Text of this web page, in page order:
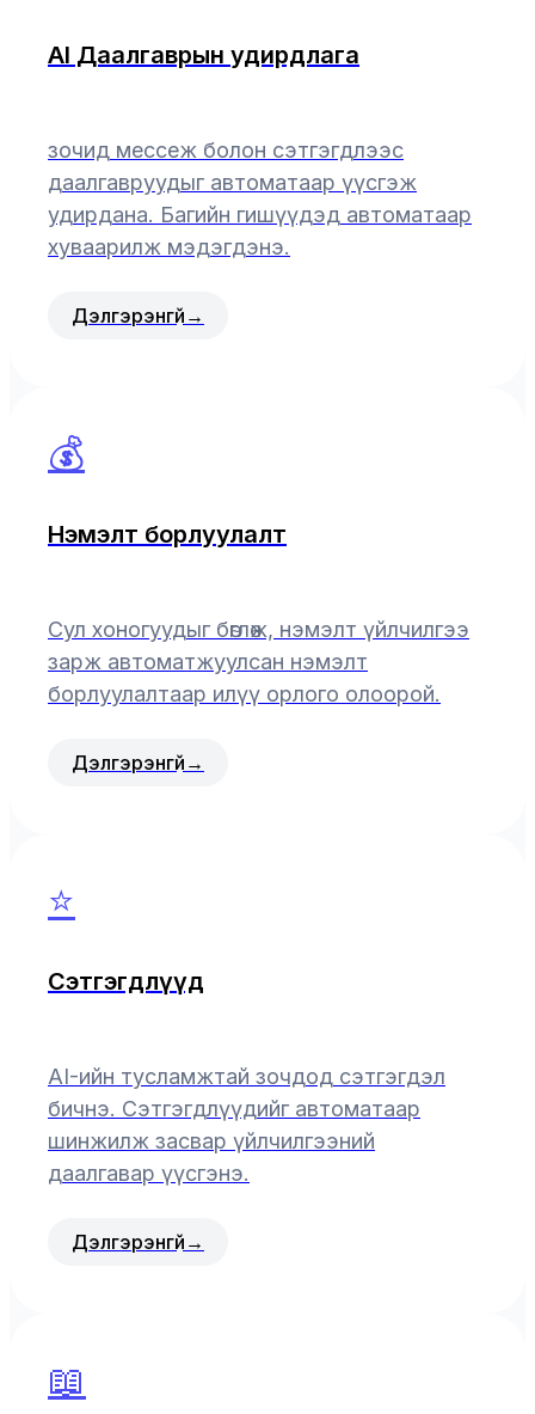
AI Даалгаврын удирдлага
зочид мессеж болон сэтгэгдлээс
даалгавруудыг автоматаар үүсгэж
удирдана. Багийн гишүүдэд автоматаар
хуваарилж мэдэгдэнэ.
Дэлгэрэнгүй →
💰
Нэмэлт борлуулалт
Сул хоногуудыг бөглөж, нэмэлт үйлчилгээ
зарж автоматжуулсан нэмэлт
борлуулалтаар илүү орлого олоорой.
Дэлгэрэнгүй →
⭐
Сэтгэгдлүүд
AI-ийн тусламжтай зочдод сэтгэгдэл
бичнэ. Сэтгэгдлүүдийг автоматаар
шинжилж засвар үйлчилгээний
даалгавар үүсгэнэ.
Дэлгэрэнгүй →
📖